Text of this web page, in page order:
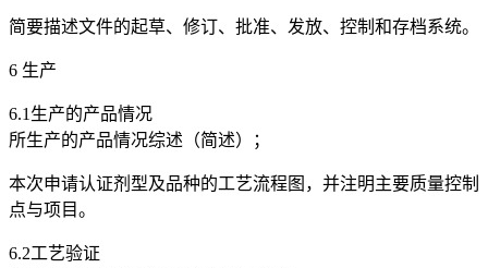
简要描述文件的起草、修订、批准、发放、控制和存档系统。
6 生产
6.1生产的产品情况
所生产的产品情况综述（简述）；
本次申请认证剂型及品种的工艺流程图，并注明主要质量控制
点与项目。
6.2工艺验证